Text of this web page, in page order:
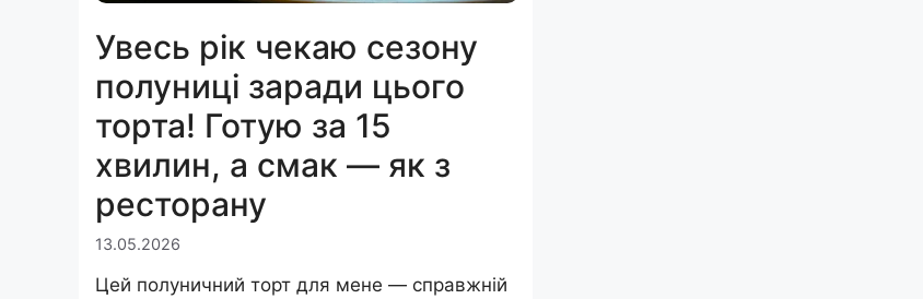
Увесь рік чекаю сезону
полуниці заради цього
торта! Готую за 15
хвилин, а смак — як з
ресторану
13.05.2026
Цей полуничний торт для мене — справжній